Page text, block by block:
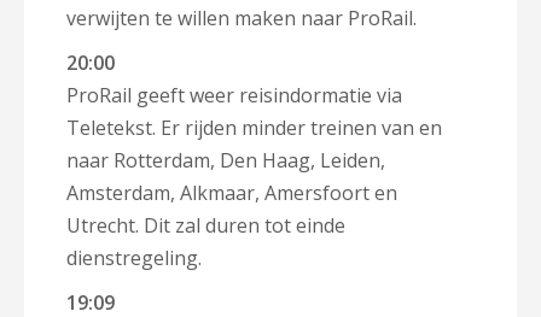
verwijten te willen maken naar ProRail.
20:00
ProRail geeft weer reisindormatie via
Teletekst. Er rijden minder treinen van en
naar Rotterdam, Den Haag, Leiden,
Amsterdam, Alkmaar, Amersfoort en
Utrecht. Dit zal duren tot einde
dienstregeling.
19:09